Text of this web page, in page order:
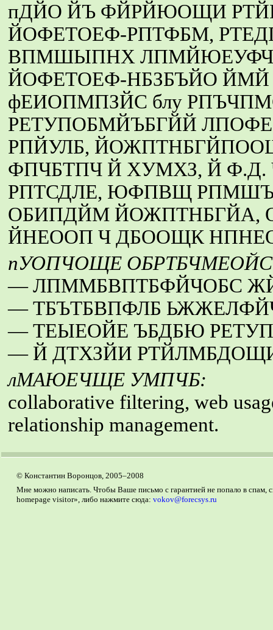
пДЙО ЙЪ ФЙРЙЮОЩИ
ЙОФЕТОЕФ-РПТФБМ,
ВПМШЫПНХ
ЙОФЕТОЕФ-НБЗБЪЙО ЙМЙ
фЕИОПМПЗЙС блу
РЕТУПОБМЙЪБГЙЙ
РПЙУЛБ,
ФПЧБТПЧ Й ХУМХЗ, Й
РПТСДЛЕ, ЮФПВЩ
ОБИПДЙМ ЙОЖПТНБГЙА,
ЙНЕООП Ч ДБООЩК
пУОПЧОЩЕ
— ЛПММБВПТБФЙЧОБС
— ТБЪТБВПФЛБ
— ТЕЫЕОЙЕ ЪБДБЮ
— Й ДТХЗЙИ
лМАЮЕЧЩЕ УМПЧБ:
collaborative filtering, web
relationship management.
© Константин Воронцов, 2005–2008
Мне можно написать. Чтобы Ваше письмо с гарантией не попало в спам,
homepage visitor», либо нажмите сюда: vokov@forecsys.ru